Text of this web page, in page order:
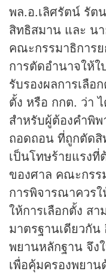
พล.อ.เลิศรัตน์ รั
สิทธิสมาน และ น
คณะกรรมาธิการ
การตัดอำนาจให้
รับรองผลการเลือ
ตั้ง หรือ กกต. ว่า
สำหรับผู้ต้องคำพิ
ถอดถอน ที่ถูกตัดสิ
เป็นโทษร้ายแรง
ของศาล คณะกรร
การพิจารณาควร
ให้การเลือกตั้ง สา
มาตรฐานเดียวกั
พยานหลักฐาน จึง
เพื่อคุ้มครองพยาน